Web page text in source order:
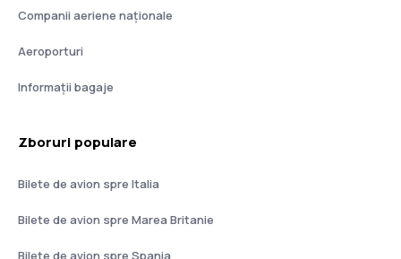
Companii aeriene naţionale
Aeroporturi
Informații bagaje
Zboruri populare
Bilete de avion spre Italia
Bilete de avion spre Marea Britanie
Bilete de avion spre Spania